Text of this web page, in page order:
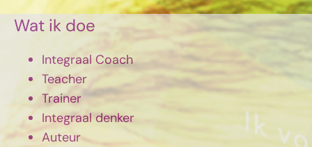
Wat ik doe
Integraal Coach
Teacher
Trainer
Integraal denker
Auteur